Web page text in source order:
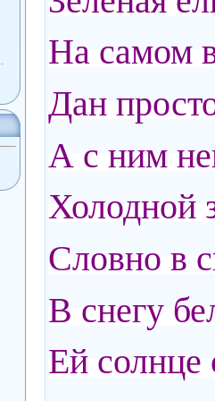
На самом
Дан
А с ним
Холодной
Словно в
В снегу
Ей солнце